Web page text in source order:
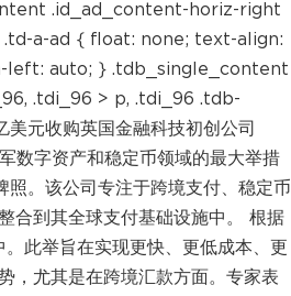
.id_ad_content-horiz-right
a-ad { float: none; text-align:
left: auto; } .tdb_single_content
.tdi_96 > p, .tdi_96 .tdb-
元收购英国金融科技初创公司
数字资产和稳定币领域的最大举措
。该公司专注于跨境支付、稳定币
合到其全球支付基础设施中。 根据
此举旨在实现更快、更低成本、更
，尤其是在跨境汇款方面。专家表